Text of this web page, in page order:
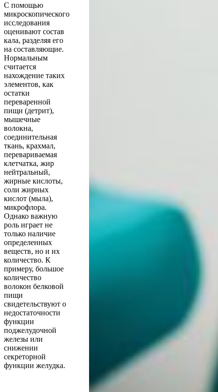
С помощью
микроскопического
исследования
оценивают состав
кала, разделяя его
на составляющие.
Нормальным
считается
нахождение таких
элементов, как
остатки
переваренной
пищи (детрит),
мышечные
волокна,
соединительная
ткань, крахмал,
перевариваемая
клетчатка, жир
нейтральный,
жирные кислоты,
соли жирных
кислот (мыла),
микрофлора.
Однако важную
роль играет не
только наличие
определенных
веществ, но и их
количество. К
примеру, большое
количество
волокон белковой
пищи
свидетельствуют о
недостаточности
функции
поджелудочной
железы или
снижении
секреторной
функции желудка.